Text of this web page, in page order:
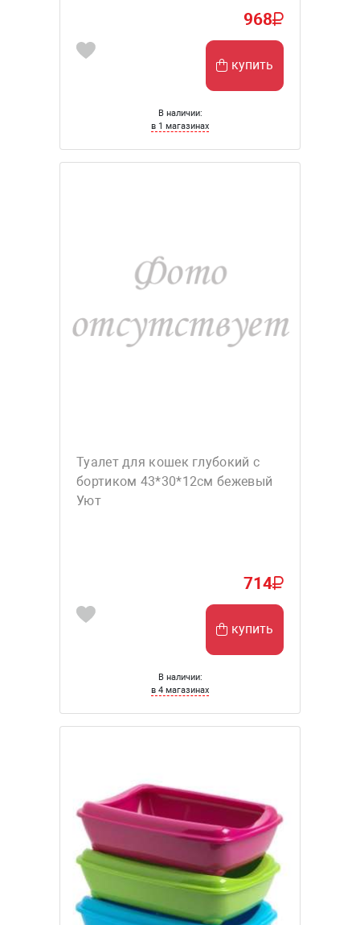
968
купить
В наличии:
в 1 магазинах
Туалет для кошек глубокий с
бортиком 43*30*12см бежевый
Уют
714
купить
В наличии:
в 4 магазинах